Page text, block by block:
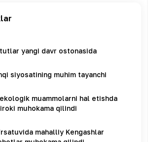
yangi davr ostonasida
siyosatining muhim tayanchi
muammolarni hal etishda
muhokama qilindi
mahalliy Kengashlar